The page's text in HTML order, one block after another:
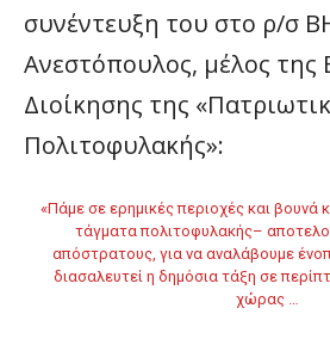
συνέντευξη του στο ρ/σ
Ανεστόπουλος, μέλος της
Διοίκησης της
Πολιτοφυλακής»:
«Πάμε σε ερημικές περιοχές και βουνά
τάγματα πολιτοφυλακής–
απόστρατους, για να αναλάβουμε
διασαλευτεί η δημόσια τάξη σε
χώρας …